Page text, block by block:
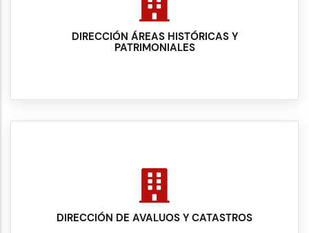
DIRECCIÓN ÁREAS HISTÓRICAS Y
PATRIMONIALES
DIRECCIÓN DE AVALUOS Y CATASTROS